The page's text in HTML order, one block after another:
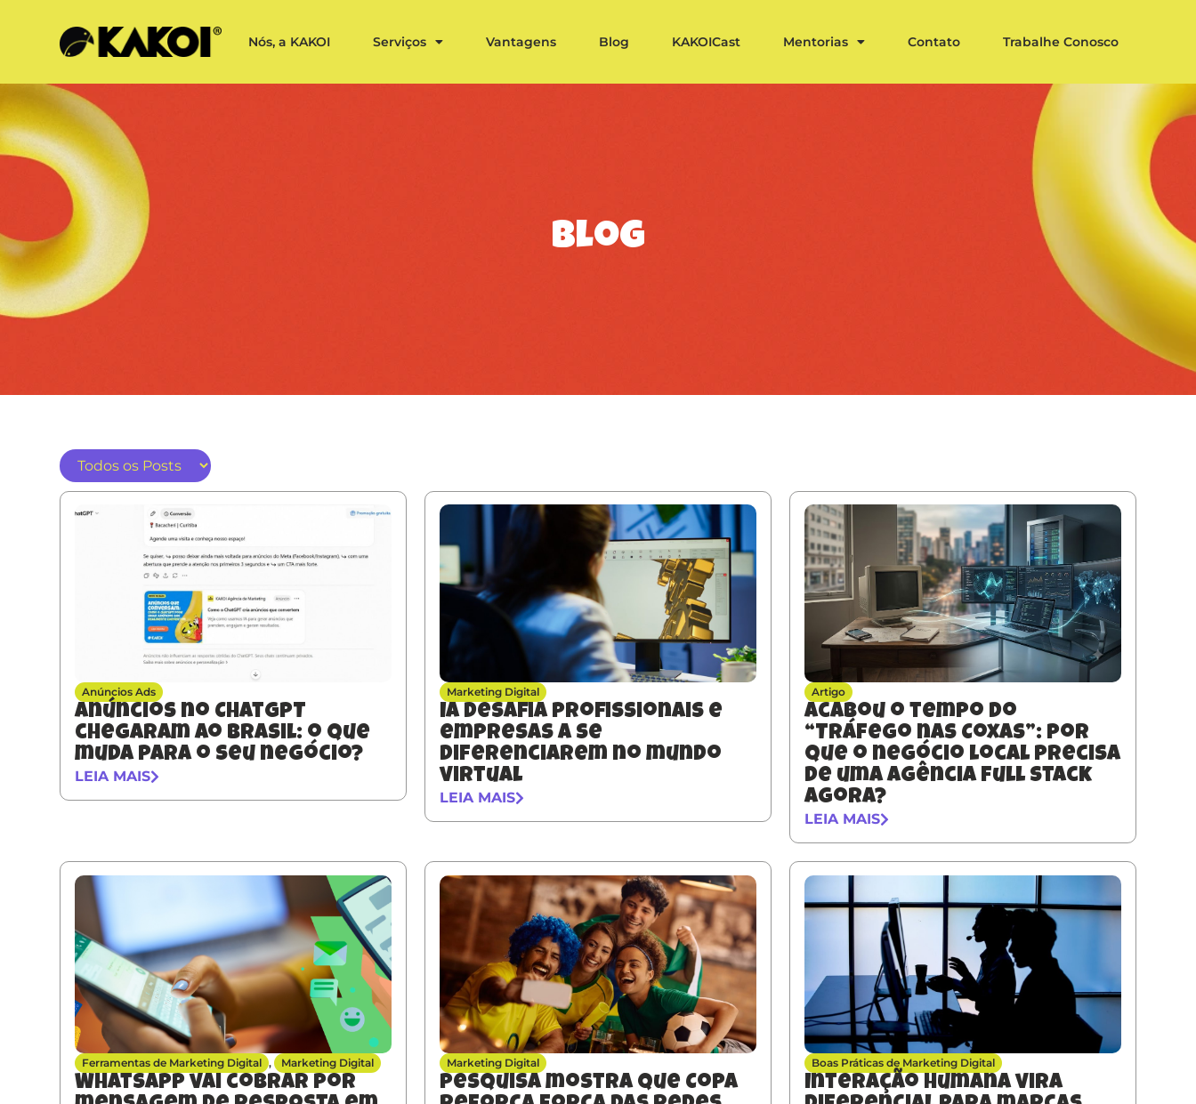
Nós, a KAKOI Serviços Vantagens Blog KAKOICast Mentorias Contato Trabalhe Conosco
blog
Anúncios Ads
Anúncios no ChatGPT
chegaram ao Brasil: o que
muda para o seu negócio?
LEIA MAIS
Marketing Digital
IA desafia profissionais e
empresas a se
diferenciarem no mundo
virtual
LEIA MAIS
Artigo
Acabou o tempo do
“Tráfego nas Coxas”: Por
que o negócio local precisa
de uma agência full stack
agora?
LEIA MAIS
Ferramentas de Marketing Digital , Marketing Digital
Whatsapp vai cobrar por
Marketing Digital
Pesquisa mostra que Copa
Boas Práticas de Marketing Digital
Interação humana vira